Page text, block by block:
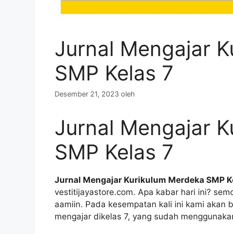
Jurnal Mengajar
SMP Kelas 7
Desember 21, 2023 oleh
Jurnal Mengajar
SMP Kelas 7
Jurnal Mengajar Kurikulum Merdeka SMP
vestitijayastore.com. Apa kabar hari ini?
aamiin. Pada kesempatan kali ini kami akan
mengajar dikelas 7, yang sudah